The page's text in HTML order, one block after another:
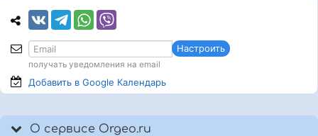
Настроить
получать уведомления на email
Добавить в Google Календарь
О сервисе Orgeo.ru